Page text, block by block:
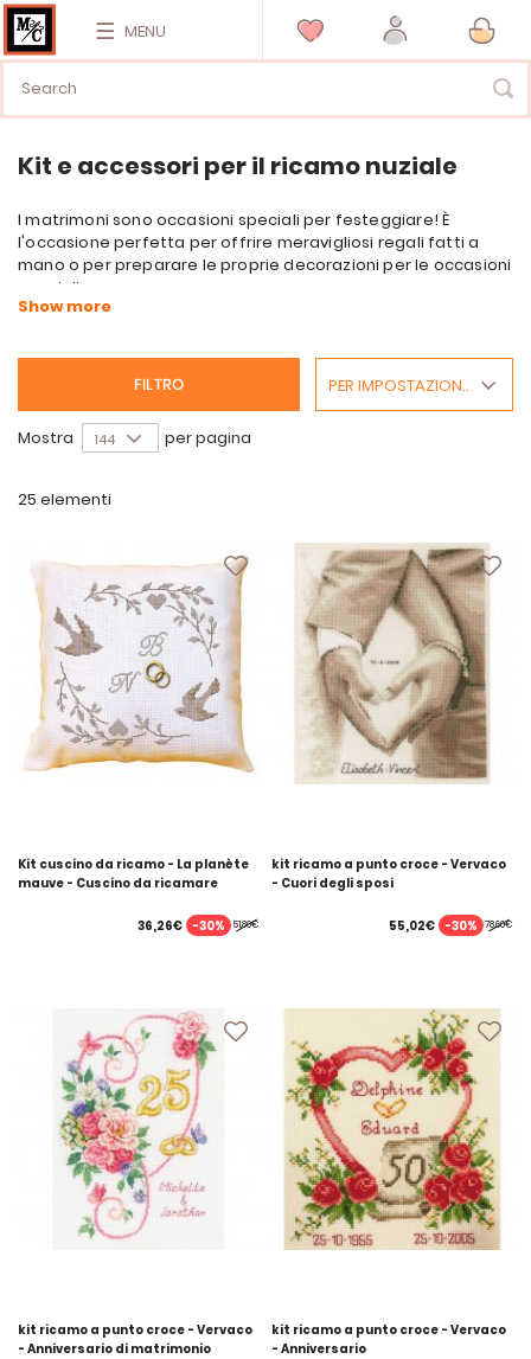
MENU
Kit e accessori per il ricamo nuziale
I matrimoni sono occasioni speciali per festeggiare! È
l'occasione perfetta per offrire meravigliosi regali fatti a
mano o per preparare le proprie decorazioni per le occasioni
speciali.
Per il grande giorno, preparate un cuscino per contenere le
data indimenticabile.
l'arrivo del bebè, tra cui sacchi nanna, bavaglini, copertine di
libri sanitari, peluche e misurini, tutti
25 elementi
PER IMPOSTAZIONE PREDEFINITA
Mostra per pagina
Kit cuscino da ricamo - La planète
mauve - Cuscino da ricamare
51,80€
36,26€ -30%
kit ricamo a punto croce - Vervaco
- Cuori degli sposi
78,60€
55,02€ -30%
kit ricamo a punto croce - Vervaco
- Anniversario di matrimonio
kit ricamo a punto croce - Vervaco
- Anniversario
FILTRO